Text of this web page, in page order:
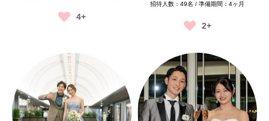
4+
招待人数：49名 / 準備期間：4ヶ月
2+